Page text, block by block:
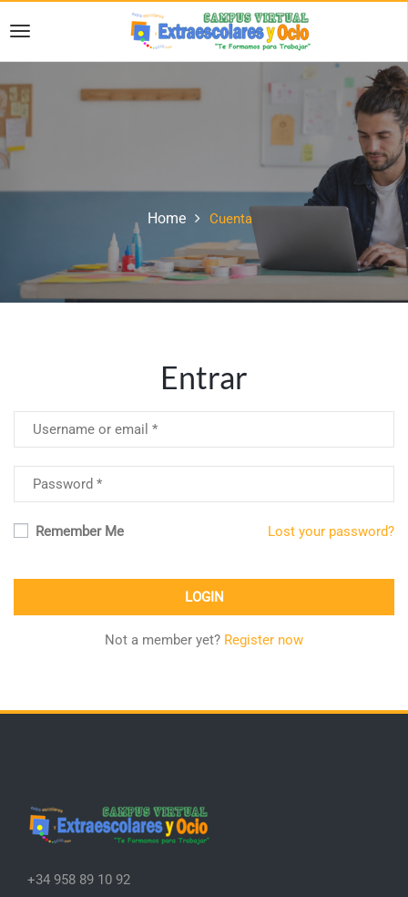
Home Cuenta
Entrar
Remember Me Lost your password?
Not a member yet? Register now
+34 958 89 10 92